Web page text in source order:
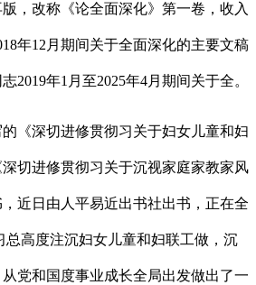
，改称《论全面深化》第一卷，收入
年12月期间关于全面深化的主要文稿
2019年1月至2025年4月期间关于全。
深切进修贯彻习关于妇女儿童和妇
切进修贯彻习关于沉视家庭家教家风
近日由人平易近出书社出书，正在全
总高度注沉妇女儿童和妇联工做，沉
党和国度事业成长全局出发做出了一